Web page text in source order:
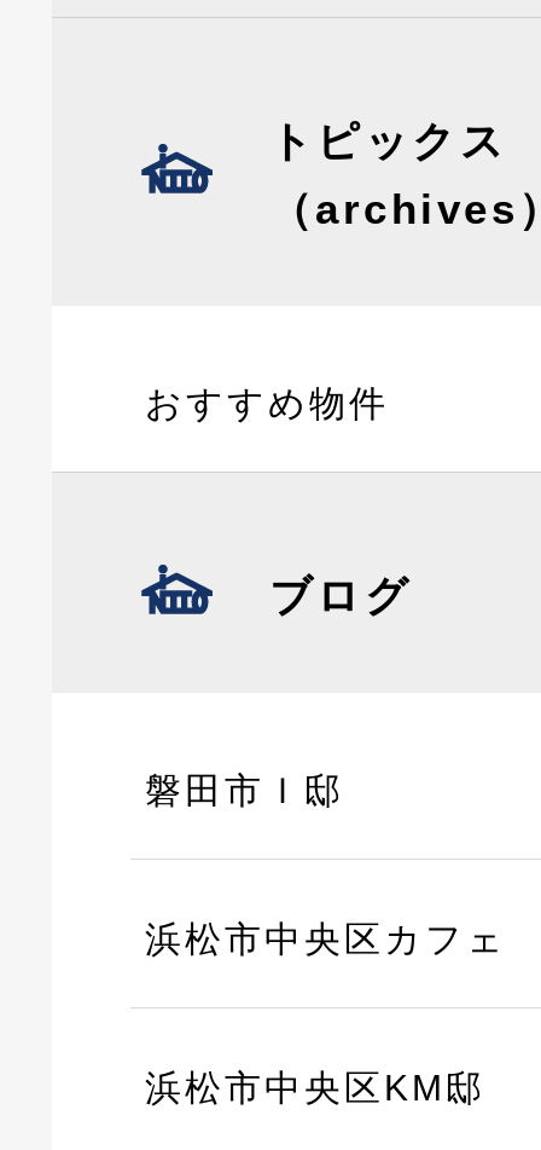
トピックス
（archives
おすすめ物件
ブログ
磐田市Ｉ邸
浜松市中央区カフェ
浜松市中央区KM邸